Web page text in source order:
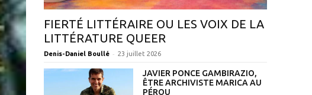
FIERTÉ LITTÉRAIRE OU LES VOIX DE LA
LITTÉRATURE QUEER
Denis-Daniel Boullé - 23 juillet 2026
JAVIER PONCE GAMBIRAZIO,
ÊTRE ARCHIVISTE MARICA AU
PÉROU